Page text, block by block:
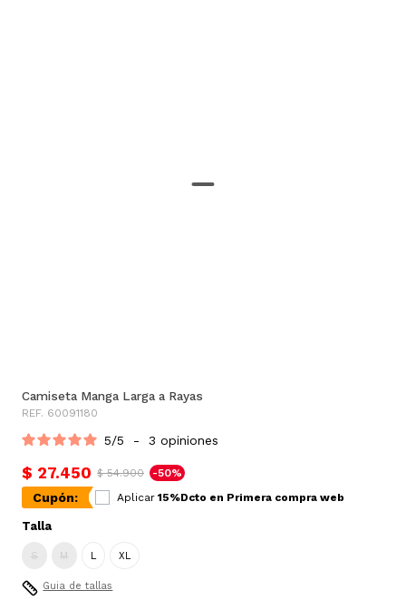
Camiseta Manga Larga a Rayas
REF. 60091180
5/5 - 3 opiniones
$ 27.450 $ 54.900 -50%
Cupón: Aplicar 15%Dcto en Primera compra web
Talla
S M L XL
Guia de tallas